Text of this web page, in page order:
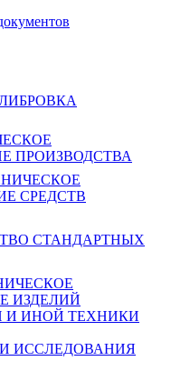
ПРОИЗВОДСТВА
СРЕДСТВ
СТАНДАРТНЫХ
ИЗДЕЛИЙ
ИНОЙ ТЕХНИКИ
ИССЛЕДОВАНИЯ